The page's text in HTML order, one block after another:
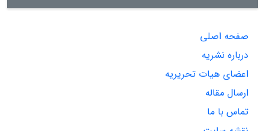
صفحه اصلی
درباره نشریه
اعضای هیات تحریریه
ارسال مقاله
تماس با ما